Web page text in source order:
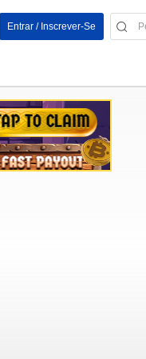
Entrar / Inscrever-Se